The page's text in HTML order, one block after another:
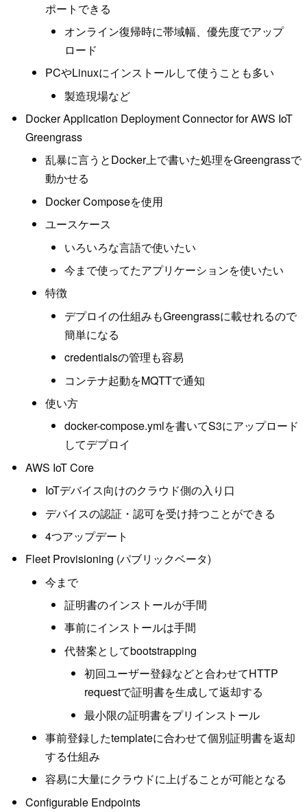
ポートできる
オンライン復帰時に帯域幅、優先度でアップ
ロード
PCやLinuxにインストールして使うことも多い
製造現場など
Docker Application Deployment Connector for AWS IoT
Greengrass
乱暴に言うとDocker上で書いた処理をGreengrassで
動かせる
Docker Composeを使用
ユースケース
いろいろな言語で使いたい
今まで使ってたアプリケーションを使いたい
特徴
デプロイの仕組みもGreengrassに載せれるので
簡単になる
credentialsの管理も容易
コンテナ起動をMQTTで通知
使い方
docker-compose.ymlを書いてS3にアップロード
してデプロイ
AWS IoT Core
IoTデバイス向けのクラウド側の入り口
デバイスの認証・認可を受け持つことができる
4つアップデート
Fleet Provisioning (パブリックベータ)
今まで
証明書のインストールが手間
事前にインストールは手間
代替案としてbootstrapping
初回ユーザー登録などと合わせてHTTP
requestで証明書を生成して返却する
最小限の証明書をプリインストール
事前登録したtemplateに合わせて個別証明書を返却
する仕組み
容易に大量にクラウドに上げることが可能となる
Configurable Endpoints